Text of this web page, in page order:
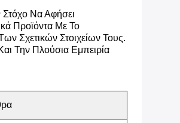
Να Αφήσει
Προϊόντα Με Το
Σχετικών Στοιχείων Τους.
Την Πλούσια Εμπειρία